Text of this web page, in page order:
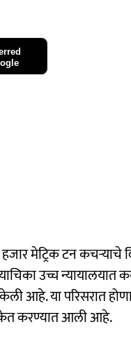
मेट्रिक टन कचऱ्याचे
उच्च
या परिसरात
करण्यात आली आहे.